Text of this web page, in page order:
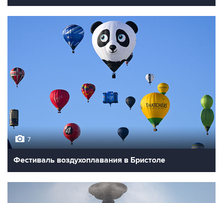
7
Фестиваль воздухоплавания в Бристоле